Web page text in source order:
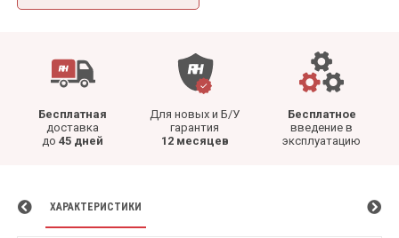
Бесплатная
доставка
до 45 дней
Для новых и Б/У
гарантия
12 месяцев
Бесплатное
введение в
эксплуатацию
ХАРАКТЕРИСТИКИ